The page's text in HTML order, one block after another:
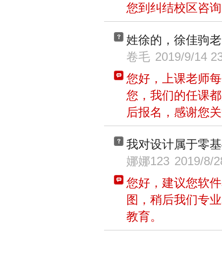
您到纠结校区咨
姓徐的，徐佳驹
卷毛 2019/9/14
您好，上课老师
您，我们的任课
后报名，感谢您
我对设计属于零
娜娜123 2019/8/
您好，建议您软
图，稍后我们专
教育。